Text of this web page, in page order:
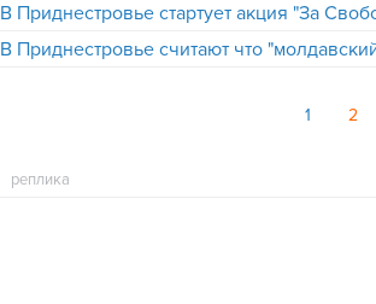
В Приднестровье стартует акция "За
1 2
реплика